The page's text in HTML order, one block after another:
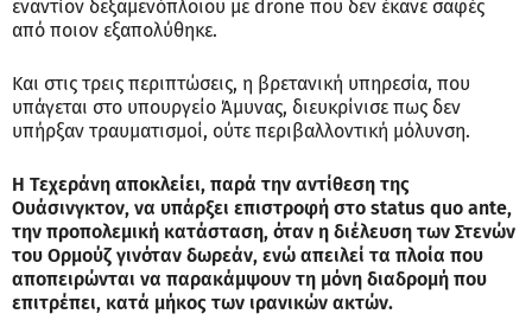
εναντίον δεξαμενόπλοιου με drone που δεν έκανε σαφές
από ποιον εξαπολύθηκε.
Και στις τρεις περιπτώσεις, η βρετανική υπηρεσία, που
υπάγεται στο υπουργείο Άμυνας, διευκρίνισε πως δεν
υπήρξαν τραυματισμοί, ούτε περιβαλλοντική μόλυνση.
Η Τεχεράνη αποκλείει, παρά την αντίθεση της
Ουάσινγκτον, να υπάρξει επιστροφή στο status quo ante,
την προπολεμική κατάσταση, όταν η διέλευση των Στενών
του Ορμούζ γινόταν δωρεάν, ενώ απειλεί τα πλοία που
αποπειρώνται να παρακάμψουν τη μόνη διαδρομή που
επιτρέπει, κατά μήκος των ιρανικών ακτών.